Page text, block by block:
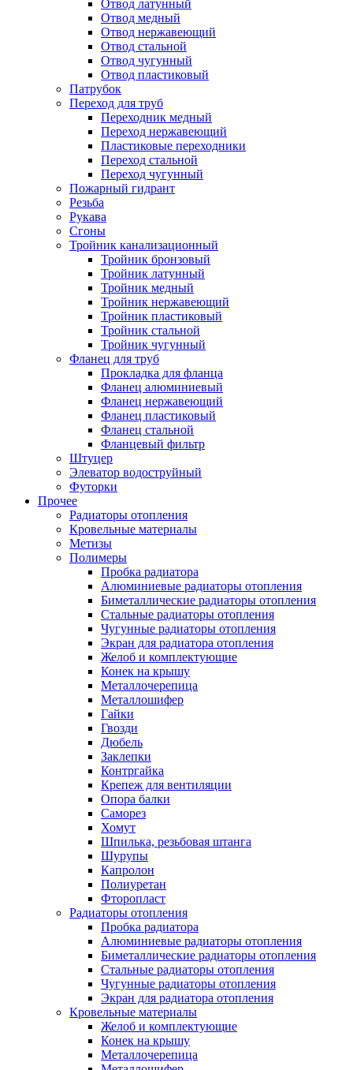
Отвод латунный
Отвод медный
Отвод нержавеющий
Отвод стальной
Отвод чугунный
Отвод пластиковый
Патрубок
Переход для труб
Переходник медный
Переход нержавеющий
Пластиковые переходники
Переход стальной
Переход чугунный
Пожарный гидрант
Резьба
Рукава
Сгоны
Тройник канализационный
Тройник бронзовый
Тройник латунный
Тройник медный
Тройник нержавеющий
Тройник пластиковый
Тройник стальной
Тройник чугунный
Фланец для труб
Прокладка для фланца
Фланец алюминиевый
Фланец нержавеющий
Фланец пластиковый
Фланец стальной
Фланцевый фильтр
Штуцер
Элеватор водоструйный
Футорки
Прочее
Радиаторы отопления
Кровельные материалы
Метизы
Полимеры
Пробка радиатора
Алюминиевые радиаторы отопления
Биметаллические радиаторы отопления
Стальные радиаторы отопления
Чугунные радиаторы отопления
Экран для радиатора отопления
Желоб и комплектующие
Конек на крышу
Металлочерепица
Металлошифер
Гайки
Гвозди
Дюбель
Заклепки
Контргайка
Крепеж для вентиляции
Опора балки
Саморез
Хомут
Шпилька, резьбовая штанга
Шурупы
Капролон
Полиуретан
Фторопласт
Радиаторы отопления
Пробка радиатора
Алюминиевые радиаторы отопления
Биметаллические радиаторы отопления
Стальные радиаторы отопления
Чугунные радиаторы отопления
Экран для радиатора отопления
Кровельные материалы
Желоб и комплектующие
Конек на крышу
Металлочерепица